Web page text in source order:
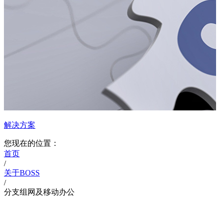
解决方案
您现在的位置：
首页
/
关于BOSS
/
分支组网及移动办公